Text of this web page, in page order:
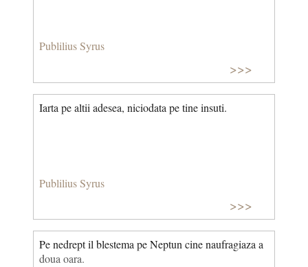
Publilius Syrus
>>>
Iarta pe altii adesea, niciodata pe tine insuti.
Publilius Syrus
>>>
Pe nedrept il blestema pe Neptun cine naufragiaza a
doua oara.